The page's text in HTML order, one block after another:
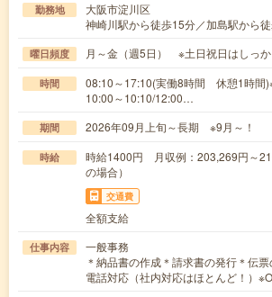
勤務地
大阪市淀川区
神崎川駅から徒歩15分／加島駅から
曜日頻度 月～金（週5日） ※土日祝日はしっか
時間
08:10～17:10(実働8時間 休憩1時間
10:00～10:10/12:00…
期間 2026年09月上旬～長期 ※9月～！
時給
時給1400円 月収例：203,269円～
の場合）
交通費
全額支給
仕事内容
一般事務
＊納品書の作成＊請求書の発行＊伝
電話対応（社内対応はほとんど！）